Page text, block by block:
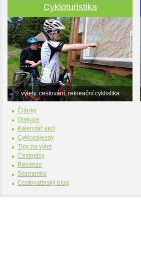
Cykloturistika
výlety, cestování, rekreační cyklistika
Články
Diskuze
Kalendář akcí
Cyklozájezdy
Tipy na výlet
Cestopisy
Recenze
Seznamka
Cestovatelský blog